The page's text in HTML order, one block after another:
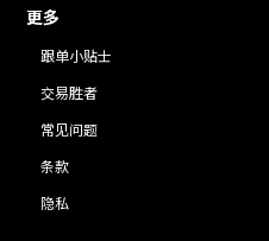
更多
跟单小贴士
交易胜者
常见问题
条款
隐私